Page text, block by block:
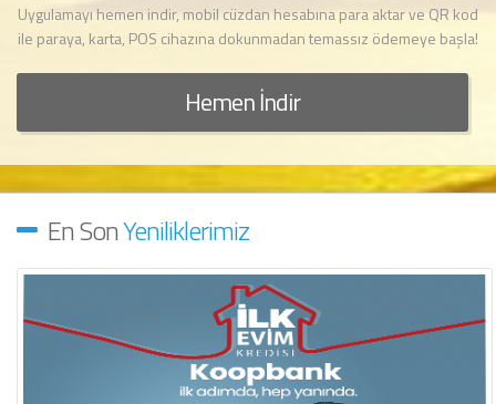
Uygulamayı hemen indir, mobil cüzdan hesabına para aktar ve QR kod
ile paraya, karta, POS cihazına dokunmadan temassız ödemeye başla!
Hemen İndir
En SonYeniliklerimiz